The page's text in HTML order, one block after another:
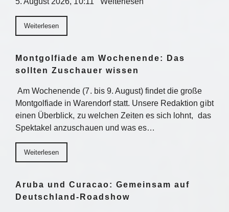
Weiterlesen
Montgolfiade am Wochenende: Das
sollten Zuschauer wissen
Am Wochenende (7. bis 9. August) findet die große
Montgolfiade in Warendorf statt. Unsere Redaktion gibt
einen Überblick, zu welchen Zeiten es sich lohnt, das
Spektakel anzuschauen und was es…
Weiterlesen
Aruba und Curacao: Gemeinsam auf
Deutschland-Roadshow